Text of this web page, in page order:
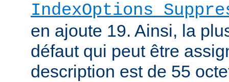
IndexOptions
en ajoute 19. Ainsi, la
défaut qui peut être
description est de 55